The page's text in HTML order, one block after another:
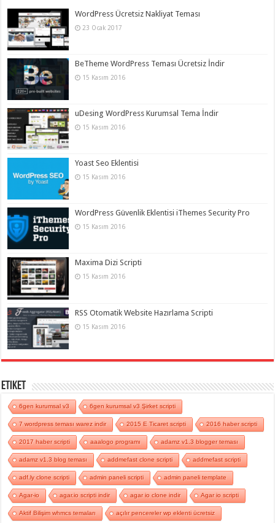
WordPress Ücretsiz Nakliyat Teması
23 Ocak 2017
BeTheme WordPress Teması Ücretsiz İndir
15 Kasım 2016
uDesing WordPress Kurumsal Tema İndir
15 Kasım 2016
Yoast Seo Eklentisi
15 Kasım 2016
WordPress Güvenlik Eklentisi iThemes Security Pro
15 Kasım 2016
Maxima Dizi Scripti
15 Kasım 2016
RSS Otomatik Website Hazırlama Scripti
15 Kasım 2016
Etiket
6gen kurumsal v3 6gen kurumsal v3 Şirket scripti
7 wordpress teması warez indir 2015 E Ticaret scripti 2016 haber scripti
2017 haber scripti aaalogo programı adamz v1.3 blogger teması
adamz v1.3 blog teması addmefast clone scripti addmefast scripti
adf.ly clone scripti admin paneli scripti admin paneli template
Agar-io agar.io scripti indir agar io clone indir Agar io scripti
Aktif Bilişim whmcs temaları açılır pencereler wp eklenti ücretsiz